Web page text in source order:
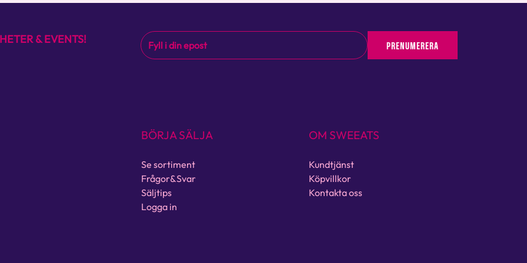
& EVENTS! PRENUMERERA
BÖRJA SÄLJA
Se sortiment
Frågor&Svar
Säljtips
Logga in
OM SWEEATS
Kundtjänst
Köpvillkor
Kontakta oss